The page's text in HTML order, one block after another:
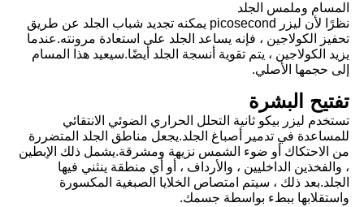
المسام وملمس الجلد
نظرًا لأن ليزر picosecond يمكنه تجديد شباب الجلد عن طريق
تحفيز الكولاجين ، فإنه يساعد الجلد على استعادة مرونته.عندما
يزيد الكولاجين ، يتم تقوية أنسجة الجلد أيضًا.سيعيد هذا المسام
إلى حجمها الأصلي.
تفتيح البشرة
تستخدم ليزر بيكو ثانية التحلل الحراري الضوئي الانتقائي
للمساعدة في تدمير أصباغ الجلد.يجعل مناطق الجلد المتضررة
من الاحتكاك أو ضوء الشمس نزيهة ومشرقة.يشمل ذلك الإبطين
، والفخذين الداخليين ، والأرداف ، أو أي منطقة ينثني فيها
الجلد.بعد ذلك ، سيتم امتصاص الخلايا الصبغية المكسورة
واستقلابها ببطء بواسطة جسمك.